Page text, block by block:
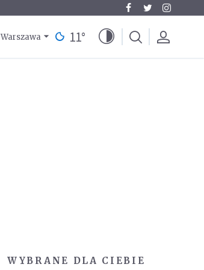
Warszawa 11°
WYBRANE DLA CIEBIE